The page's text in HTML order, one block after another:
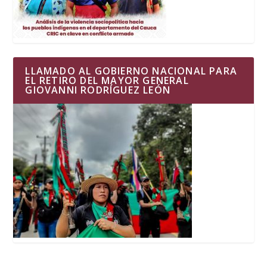
LLAMADO AL GOBIERNO NACIONAL PARA
EL RETIRO DEL MAYOR GENERAL
GIOVANNI RODRÍGUEZ LEÓN